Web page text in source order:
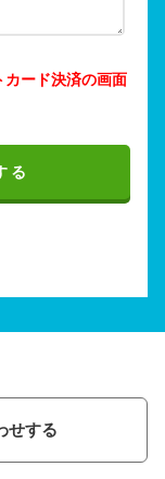
ード決済の画面
る
せする